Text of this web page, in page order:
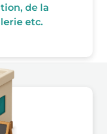
de la
etc.